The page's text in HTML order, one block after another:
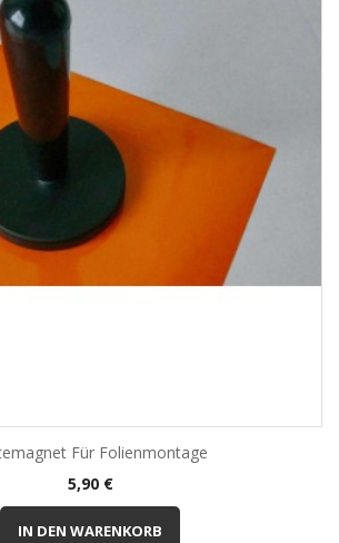
Für Folienmontage
Preis
5,90 €
IN DEN WARENKORB